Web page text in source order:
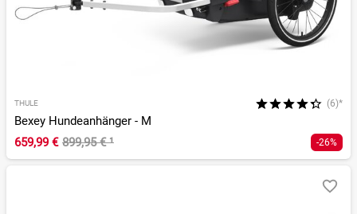
THULE (6)*
Bexey Hundeanhänger - M
659,99 € 899,95 €¹ -26%